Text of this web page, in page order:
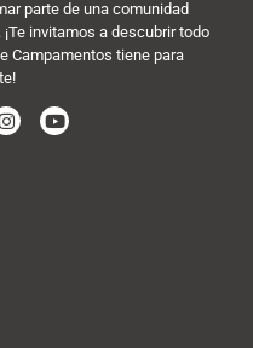
parte de una comunidad
invitamos a descubrir todo
Campamentos tiene para